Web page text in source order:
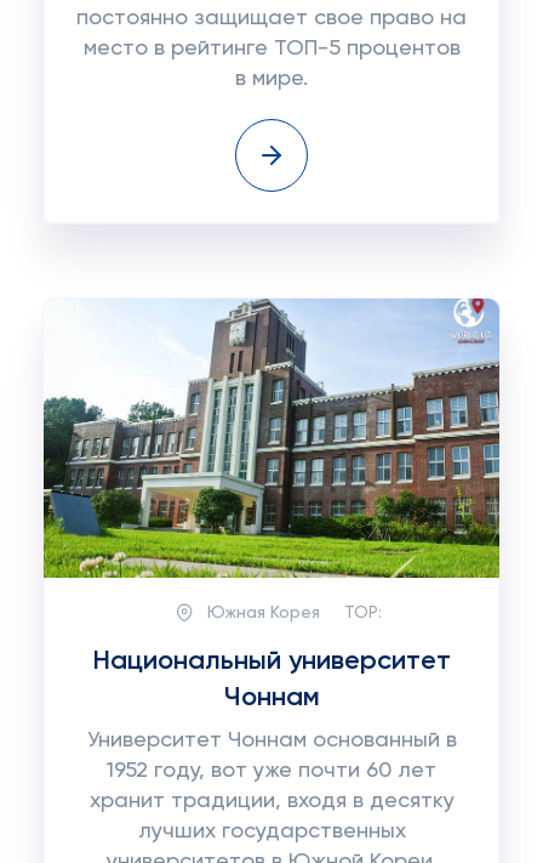
постоянно защищает свое право на
место в рейтинге ТОП-5 процентов
в мире.
Южная Корея TOP:
Национальный университет
Чоннам
Университет Чоннам основанный в
1952 году, вот уже почти 60 лет
хранит традиции, входя в десятку
лучших государственных